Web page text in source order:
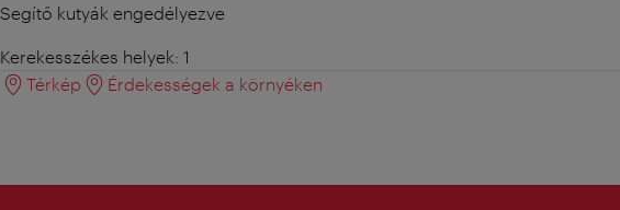
Segítő kutyák engedélyezve
Kerekesszékes helyek: 1
Térkép
Érdekességek a környéken